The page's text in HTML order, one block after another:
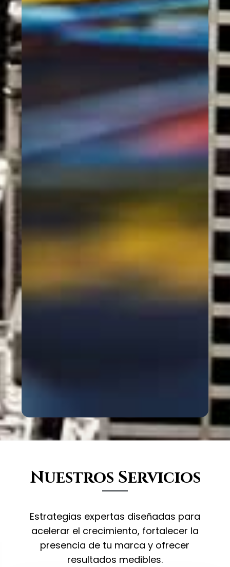
Nuestros Servicios
Estrategias expertas diseñadas para
acelerar el crecimiento, fortalecer la
presencia de tu marca y ofrecer
resultados medibles.